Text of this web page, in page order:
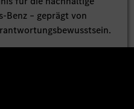
– geprägt von